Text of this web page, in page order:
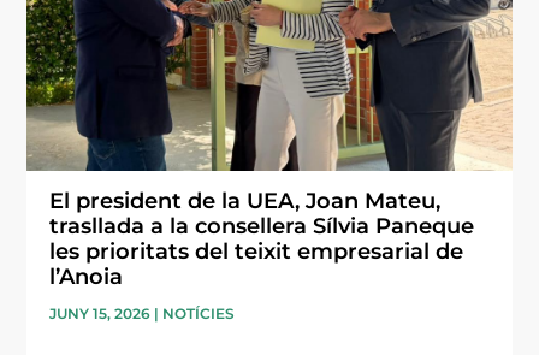
El president de la UEA, Joan Mateu,
trasllada a la consellera Sílvia Paneque
les prioritats del teixit empresarial de
l’Anoia
JUNY 15, 2026 | NOTÍCIES